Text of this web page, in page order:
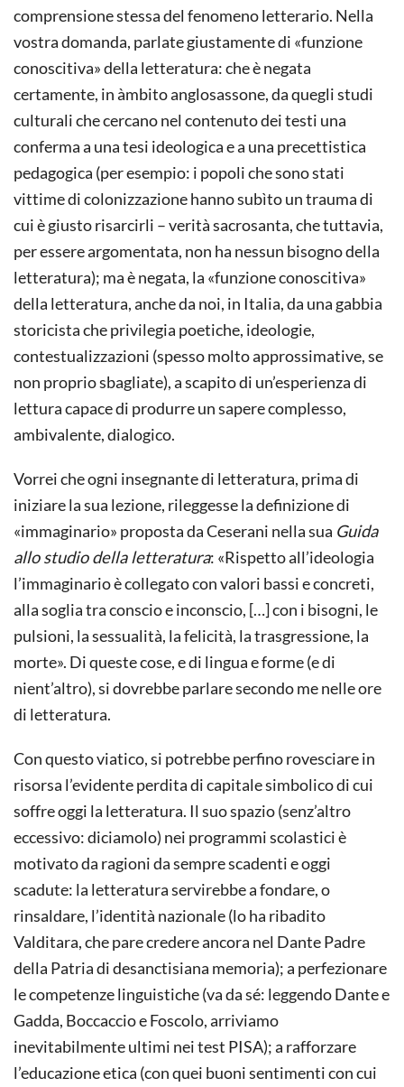
comprensione stessa del fenomeno letterario. Nella
vostra domanda, parlate giustamente di «funzione
conoscitiva» della letteratura: che è negata
certamente, in àmbito anglosassone, da quegli studi
culturali che cercano nel contenuto dei testi una
conferma a una tesi ideologica e a una precettistica
pedagogica (per esempio: i popoli che sono stati
vittime di colonizzazione hanno subìto un trauma di
cui è giusto risarcirli – verità sacrosanta, che tuttavia,
per essere argomentata, non ha nessun bisogno della
letteratura); ma è negata, la «funzione conoscitiva»
della letteratura, anche da noi, in Italia, da una gabbia
storicista che privilegia poetiche, ideologie,
contestualizzazioni (spesso molto approssimative, se
non proprio sbagliate), a scapito di un’esperienza di
lettura capace di produrre un sapere complesso,
ambivalente, dialogico.
Vorrei che ogni insegnante di letteratura, prima di
iniziare la sua lezione, rileggesse la definizione di
«immaginario» proposta da Ceserani nella sua Guida
allo studio della letteratura: «Rispetto all’ideologia
l’immaginario è collegato con valori bassi e concreti,
alla soglia tra conscio e inconscio, […] con i bisogni, le
pulsioni, la sessualità, la felicità, la trasgressione, la
morte». Di queste cose, e di lingua e forme (e di
nient’altro), si dovrebbe parlare secondo me nelle ore
di letteratura.
Con questo viatico, si potrebbe perfino rovesciare in
risorsa l’evidente perdita di capitale simbolico di cui
soffre oggi la letteratura. Il suo spazio (senz’altro
eccessivo: diciamolo) nei programmi scolastici è
motivato da ragioni da sempre scadenti e oggi
scadute: la letteratura servirebbe a fondare, o
rinsaldare, l’identità nazionale (lo ha ribadito
Valditara, che pare credere ancora nel Dante Padre
della Patria di desanctisiana memoria); a perfezionare
le competenze linguistiche (va da sé: leggendo Dante e
Gadda, Boccaccio e Foscolo, arriviamo
inevitabilmente ultimi nei test PISA); a rafforzare
l’educazione etica (con quei buoni sentimenti con cui